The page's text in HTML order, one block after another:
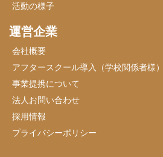
活動の様子
運営企業
会社概要
アフタースクール導入（学校関係者様）
事業提携について
法人お問い合わせ
採用情報
プライバシーポリシー